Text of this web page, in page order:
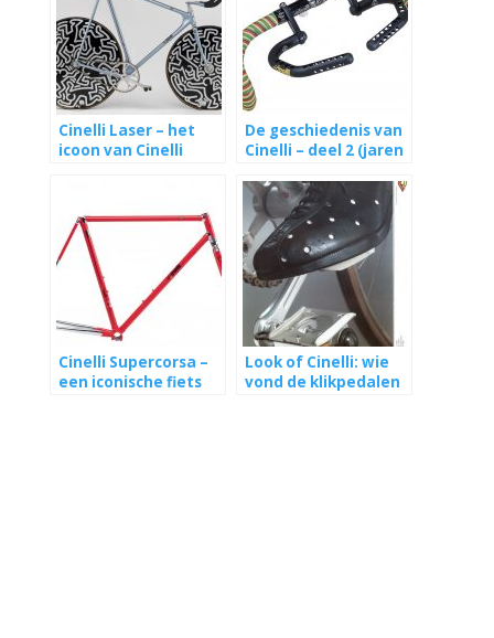
Cinelli Laser – het
icoon van Cinelli
De geschiedenis van
Cinelli – deel 2 (jaren
Cinelli Supercorsa –
een iconische fiets
Look of Cinelli: wie
vond de klikpedalen